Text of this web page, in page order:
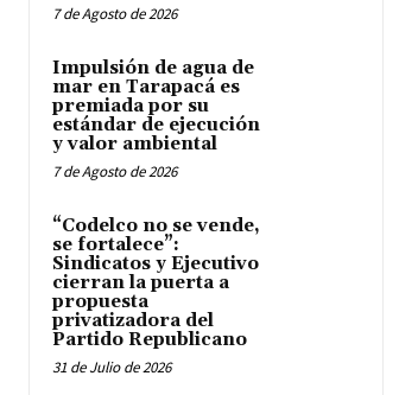
7 de Agosto de 2026
Impulsión de agua de
mar en Tarapacá es
premiada por su
estándar de ejecución
y valor ambiental
7 de Agosto de 2026
“Codelco no se vende,
se fortalece”:
Sindicatos y Ejecutivo
cierran la puerta a
propuesta
privatizadora del
Partido Republicano
31 de Julio de 2026